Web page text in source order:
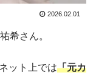
2026.02.01
希さん。
ット上では「元カ